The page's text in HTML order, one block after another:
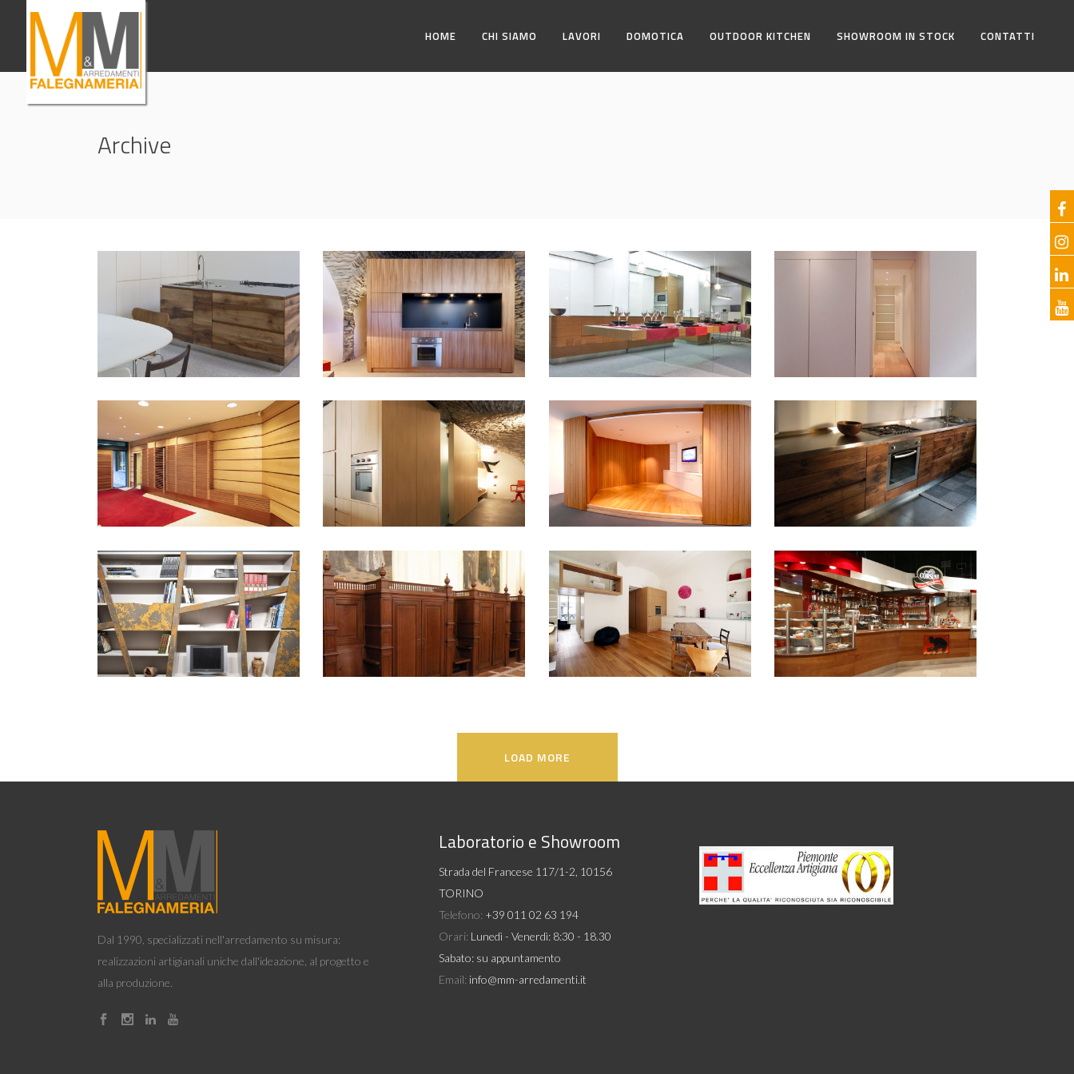
HOME CHI SIAMO LAVORI DOMOTICA OUTDOOR KITCHEN SHOWROOM IN STOCK CONTATTI
Archive
Cucina Cubo Update
PRIVATI
Tavolo Sospeso Il nido di una single
Arredamento aziendale
a Collegno
PUBBLICI Ice Grass
PRIVATI
MEDIATECA – Camera di
Commercio Italo-
Germanica a Milano
PUBBLICI
Cucina Noce
PRIVATI
Libreria Incline
EXPERIENCE
Chiesa Maria Ausiliatrice
a Torino
PUBBLICI Casa Studio
PRIVATI
Bar “Le Gru”a Collegno
(TO)
PUBBLICI
LOAD MORE
Dal 1990, specializzati nell'arredamento su misura:
realizzazioni artigianali uniche dall'ideazione, al progetto e
alla produzione.
Laboratorio e Showroom
Strada del Francese 117/1-2, 10156
TORINO
Telefono: +39 011 02 63 194
Orari: Lunedì - Venerdì: 8:30 - 18.30
Sabato: su appuntamento
Email: info@mm-arredamenti.it